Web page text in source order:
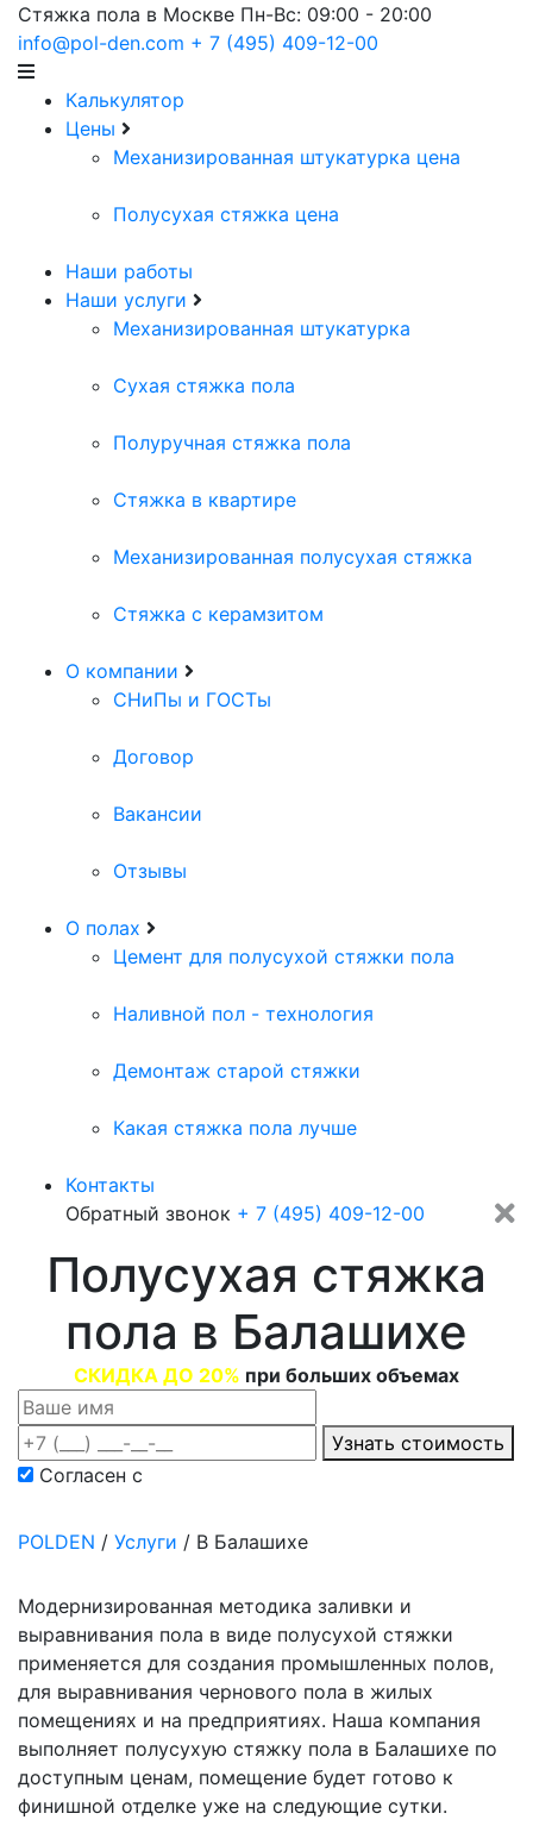
Стяжка пола в Москве Пн-Вс: 09:00 - 20:00
info@pol-den.com + 7 (495) 409-12-00
Калькулятор
Цены
Механизированная штукатурка цена
Полусухая стяжка цена
Наши работы
Наши услуги
Механизированная штукатурка
Сухая стяжка пола
Полуручная стяжка пола
Стяжка в квартире
Механизированная полусухая стяжка
Стяжка с керамзитом
О компании
СНиПы и ГОСТы
Договор
Вакансии
Отзывы
О полах
Цемент для полусухой стяжки пола
Наливной пол - технология
Демонтаж старой стяжки
Какая стяжка пола лучше
Контакты
Обратный звонок + 7 (495) 409-12-00
Полусухая стяжка
пола в Балашихе
СКИДКА ДО 20% при больших объемах
Узнать стоимость
Согласен с
POLDEN / Услуги / В Балашихе
Модернизированная методика заливки и
выравнивания пола в виде полусухой стяжки
применяется для создания промышленных полов,
для выравнивания чернового пола в жилых
помещениях и на предприятиях. Наша компания
выполняет полусухую стяжку пола в Балашихе по
доступным ценам, помещение будет готово к
финишной отделке уже на следующие сутки.